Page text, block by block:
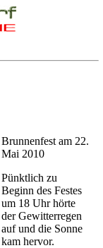
Brunnenfest am 22.
Mai 2010
Pünktlich zu
Beginn des Festes
um 18 Uhr hörte
der Gewitterregen
auf und die Sonne
kam hervor.